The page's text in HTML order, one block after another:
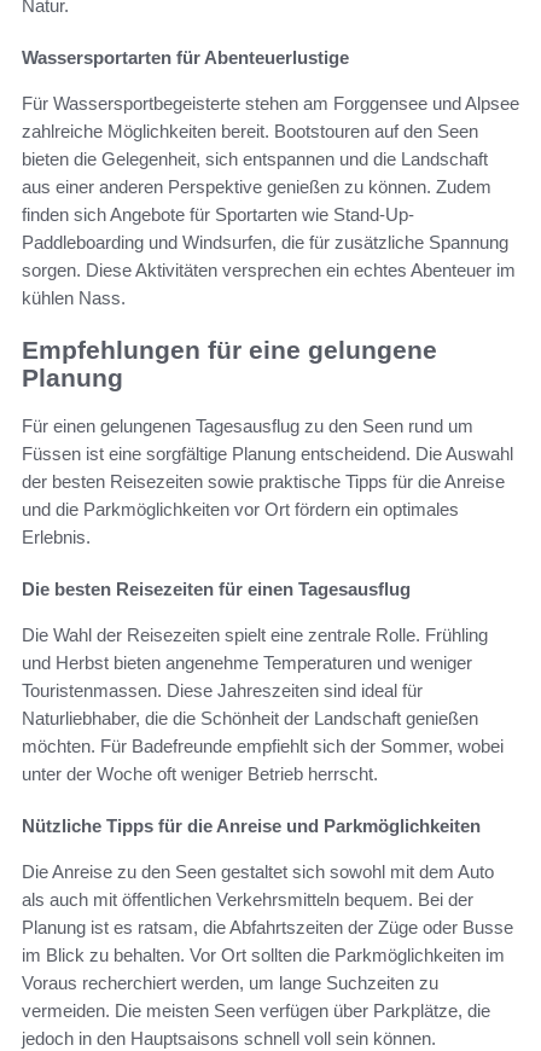
Natur.
Wassersportarten für Abenteuerlustige
Für Wassersportbegeisterte stehen am Forggensee und Alpsee
zahlreiche Möglichkeiten bereit. Bootstouren auf den Seen
bieten die Gelegenheit, sich entspannen und die Landschaft
aus einer anderen Perspektive genießen zu können. Zudem
finden sich Angebote für Sportarten wie Stand-Up-
Paddleboarding und Windsurfen, die für zusätzliche Spannung
sorgen. Diese Aktivitäten versprechen ein echtes Abenteuer im
kühlen Nass.
Empfehlungen für eine gelungene
Planung
Für einen gelungenen Tagesausflug zu den Seen rund um
Füssen ist eine sorgfältige Planung entscheidend. Die Auswahl
der besten Reisezeiten sowie praktische Tipps für die Anreise
und die Parkmöglichkeiten vor Ort fördern ein optimales
Erlebnis.
Die besten Reisezeiten für einen Tagesausflug
Die Wahl der Reisezeiten spielt eine zentrale Rolle. Frühling
und Herbst bieten angenehme Temperaturen und weniger
Touristenmassen. Diese Jahreszeiten sind ideal für
Naturliebhaber, die die Schönheit der Landschaft genießen
möchten. Für Badefreunde empfiehlt sich der Sommer, wobei
unter der Woche oft weniger Betrieb herrscht.
Nützliche Tipps für die Anreise und Parkmöglichkeiten
Die Anreise zu den Seen gestaltet sich sowohl mit dem Auto
als auch mit öffentlichen Verkehrsmitteln bequem. Bei der
Planung ist es ratsam, die Abfahrtszeiten der Züge oder Busse
im Blick zu behalten. Vor Ort sollten die Parkmöglichkeiten im
Voraus recherchiert werden, um lange Suchzeiten zu
vermeiden. Die meisten Seen verfügen über Parkplätze, die
jedoch in den Hauptsaisons schnell voll sein können.